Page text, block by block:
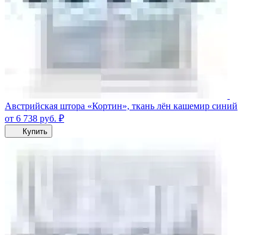
Австрийская штора «Кортин», ткань лён кашемир синий
от 6 738 руб. ₽
Купить